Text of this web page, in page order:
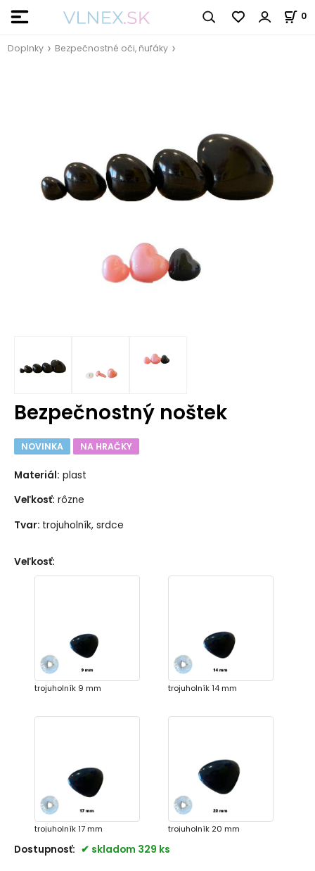
0
Doplnky Bezpečnostné oči, ňufáky
Bezpečnostný noštek
NOVINKA NA HRAČKY
Materiál: plast
Veľkosť: rôzne
Tvar: trojuholník, srdce
Veľkosť:
trojuholník 9 mm trojuholník 14 mm
trojuholník 17 mm trojuholník 20 mm
Dostupnosť: skladom 329 ks